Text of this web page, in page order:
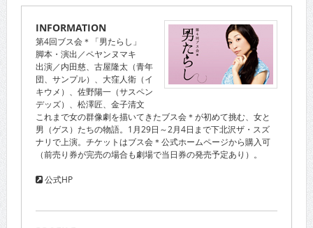
INFORMATION
第4回ブス会＊「男たらし」
脚本・演出／ペヤンヌマキ
出演／内田慈、古屋隆太（青年
団、サンプル）、大窪人衛（イ
キウメ）、佐野陽一（サスペン
デッズ）、松澤匠、金子清文
これまで女の群像劇を描いてきたブス会＊が初めて挑む、女と
男（ゲス）たちの物語。1月29日～2月4日まで下北沢ザ・スズ
ナリで上演。チケットはブス会＊公式ホームページから購入可
（前売り券が完売の場合も劇場で当日券の発売予定あり）。
公式HP